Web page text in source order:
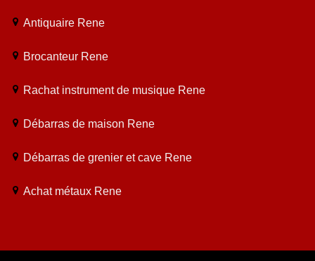
Antiquaire Rene
Brocanteur Rene
Rachat instrument de musique Rene
Débarras de maison Rene
Débarras de grenier et cave Rene
Achat métaux Rene